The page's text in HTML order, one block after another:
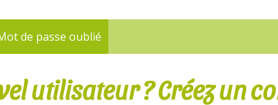
actif)
de passe oublié
utilisateur ? Créez un